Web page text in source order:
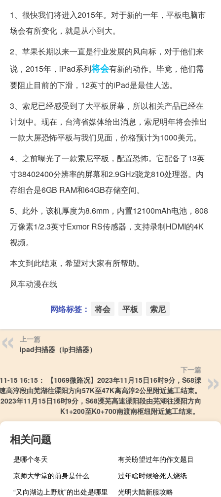
1、很快我们将进入2015年。对于新的一年，平板电脑市
场会有所变化，就是从小到大。
2、苹果长期以来一直是行业发展的风向标，对于他们来
说，2015年，iPad系列将会有新的动作。毕竟，他们需
要阻止目前的下滑，12英寸的iPad是最佳人选。
3、索尼已经感受到了大平板屏幕，所以相关产品已经在
计划中。现在，台湾省媒体给出消息，索尼明年将会推出
一款大屏恐怖平板与我们见面，价格预计为1000美元。
4、之前曝光了一款索尼平板，配置恐怖。它配备了13英
寸38402400分辨率的屏幕和2.9GHz骁龙810处理器。内
存组合是6GB RAM和64GB存储空间。
5、此外，该机厚度为8.6mm，内置12100mAh电池，808
万像素1/2.3英寸Exmor RS传感器，支持录制HDMI的4K
视频。
本文到此结束，希望对大家有所帮助。
风车动漫在线
网络标签： 将会 平板 索尼
上一篇
ipad扫描器（ip扫描器）
下一篇
15 16:15： 【1069微路况】2023年11月15日16时9分，S68溧
高淳段由芜湖往溧阳方向57K至47K离高淳2公里附近施工结束。
2023年11月15日16时9分，S68溧芜高速溧阳段由芜湖往溧阳方向
K1+200至K0+700南渡南枢纽附近施工结束。 ​​​
相关问题
是哪个冬天
有关盼望过年的作文题目
京师大学堂的前身是什么
过年啥时候给死人烧纸
“又向湖边上野航”的出处是哪里
光明大陆新服攻略